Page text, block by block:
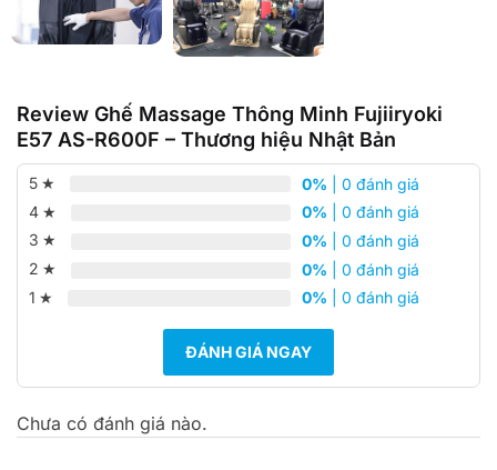
Review Ghế Massage Thông Minh Fujiiryoki
E57 AS-R600F – Thương hiệu Nhật Bản
5 0% | 0 đánh giá
4
0% | 0 đánh giá
3
0% | 0 đánh giá
2
0% | 0 đánh giá
1
0% | 0 đánh giá
ĐÁNH GIÁ NGAY
Chưa có đánh giá nào.